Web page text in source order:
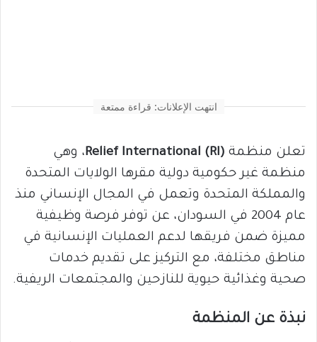
انتهت الإعلانات: قراءة ممتعة
تعلن منظمة Relief International (RI)، وهي
منظمة غير حكومية دولية مقرها الولايات المتحدة
والمملكة المتحدة وتعمل في المجال الإنساني منذ
عام 2004 في السودان، عن توفر فرصة وظيفية
مميزة ضمن فريقها لدعم العمليات الإنسانية في
مناطق مختلفة، مع التركيز على تقديم خدمات
صحية وغذائية حيوية للنازحين والمجتمعات الريفية.
نبذة عن المنظمة